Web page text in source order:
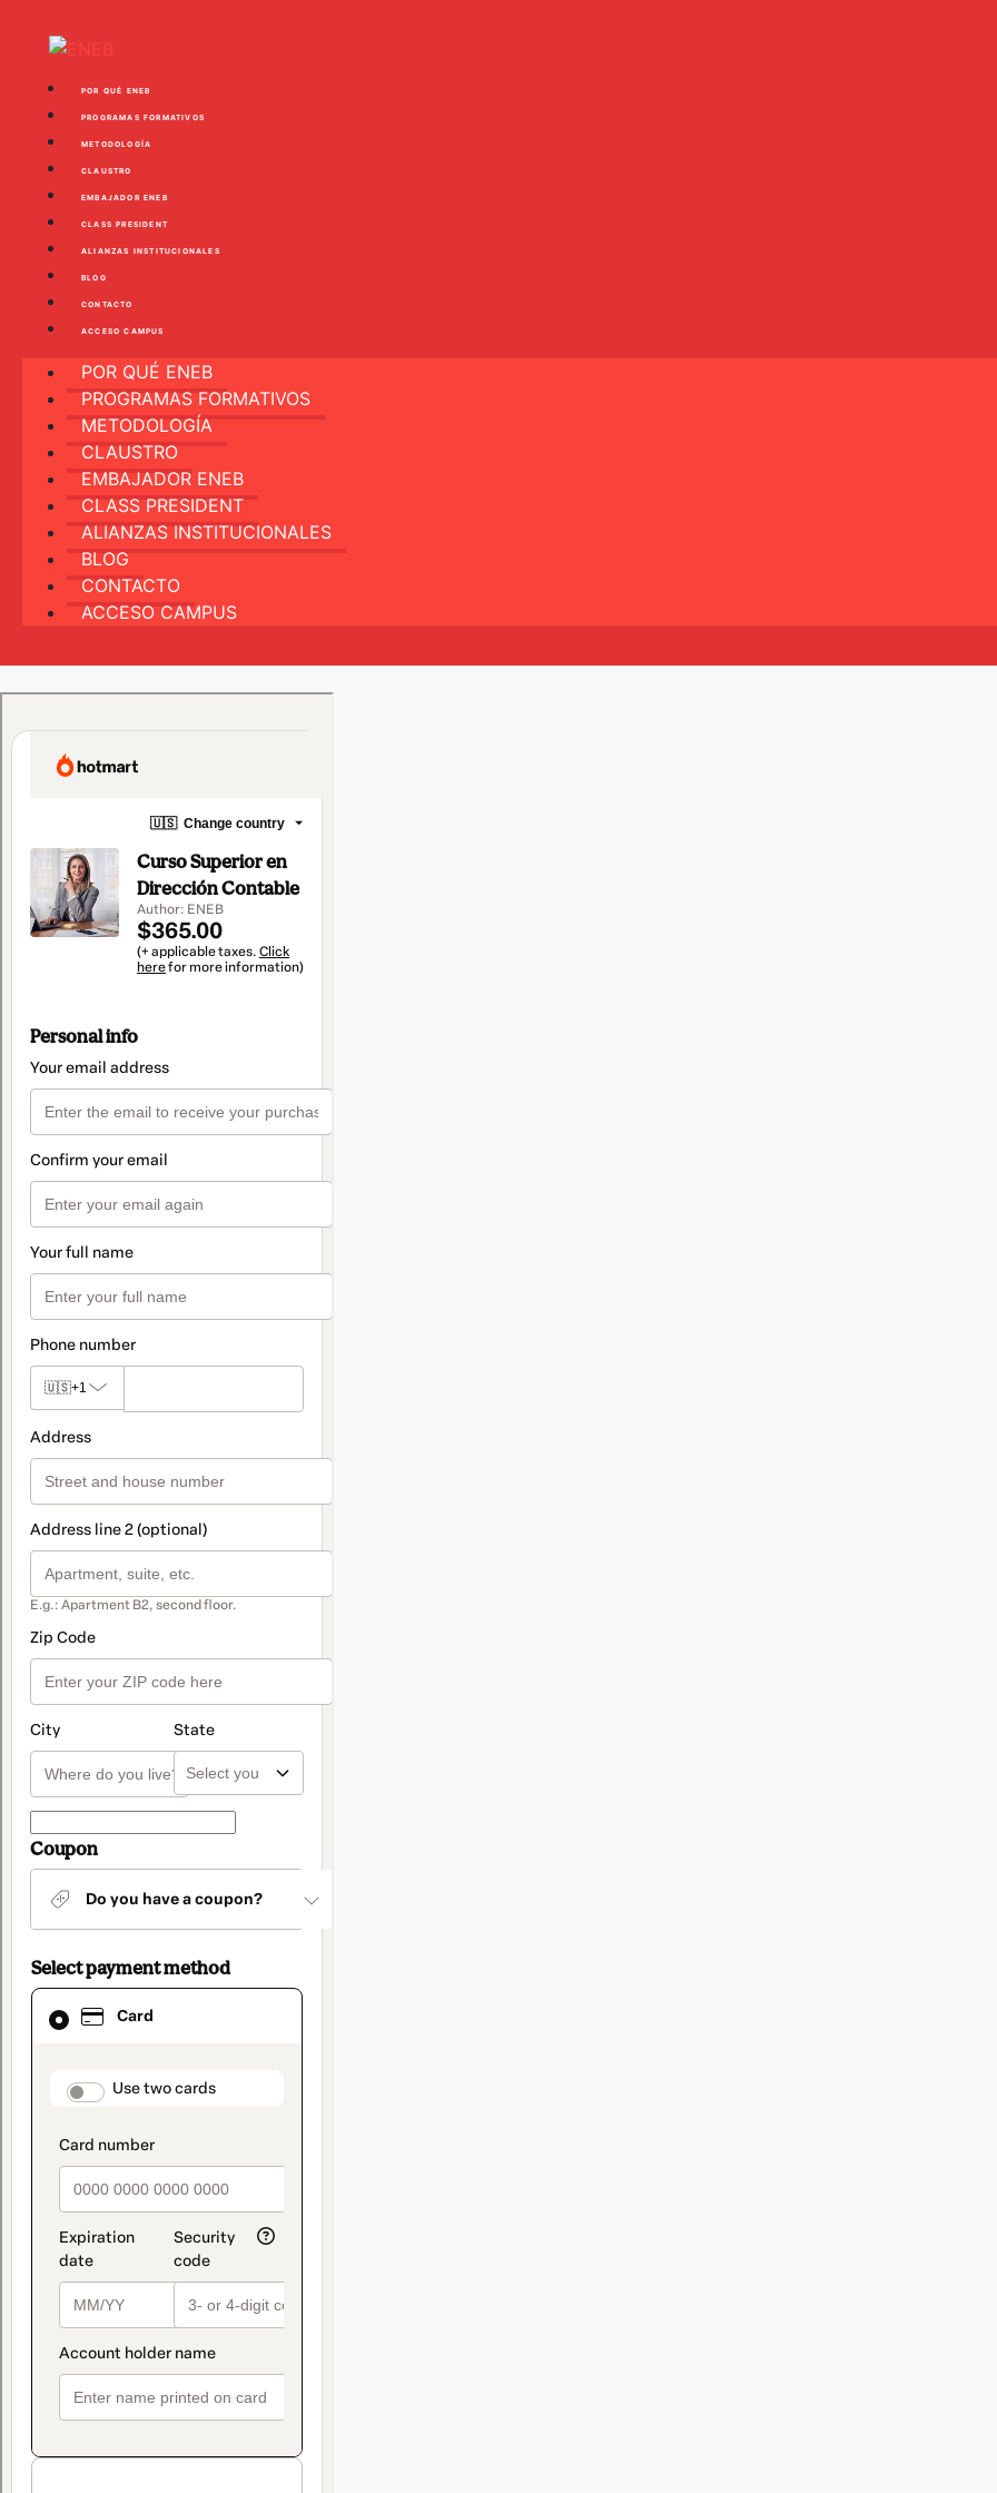
POR QUÉ ENEB
PROGRAMAS FORMATIVOS
METODOLOGÍA
CLAUSTRO
EMBAJADOR ENEB
CLASS PRESIDENT
ALIANZAS INSTITUCIONALES
BLOG
CONTACTO
ACCESO CAMPUS
POR QUÉ ENEB
PROGRAMAS FORMATIVOS
METODOLOGÍA
CLAUSTRO
EMBAJADOR ENEB
CLASS PRESIDENT
ALIANZAS INSTITUCIONALES
BLOG
CONTACTO
ACCESO CAMPUS